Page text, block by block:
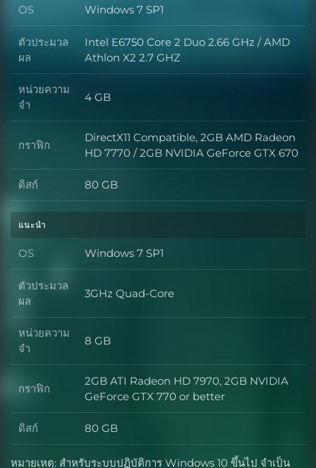
OS OS
Windows 7 SP1
ตัวประมวล
ผล
ตัวประมวลผล
Intel E6750 Core 2 Duo 2.66 GHz / AMD
Athlon X2 2.7 GHZ
หน่วยความ
จำ
หน่วยความจำ
4 GB
กราฟิก กราฟิก
DirectX11 Compatible, 2GB AMD Radeon
HD 7770 / 2GB NVIDIA GeForce GTX 670
ดิสก์ ดิสก์
80 GB
แนะนำ
OS OS
Windows 7 SP1
ตัวประมวล
ผล
ตัวประมวลผล
3GHz Quad-Core
หน่วยความ
จำ
หน่วยความจำ
8 GB
กราฟิก กราฟิก
2GB ATI Radeon HD 7970, 2GB NVIDIA
GeForce GTX 770 or better
ดิสก์ ดิสก์
80 GB
หมายเหตุ: สำหรับระบบปฏิบัติการ Windows 10 ขึ้นไป จำเป็น